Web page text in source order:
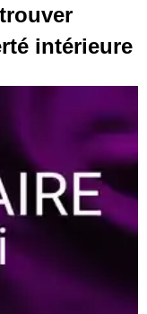
intérieure